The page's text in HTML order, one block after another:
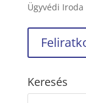
Ügyvédi
Keresés